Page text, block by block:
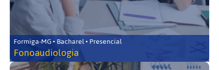
Formiga-MG • Bacharel • Presencial
Fonoaudiologia